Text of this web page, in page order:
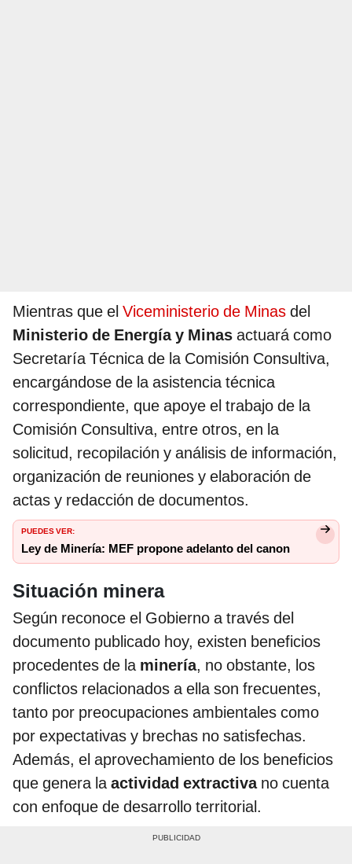
Mientras que el Viceministerio de Minas del
Ministerio de Energía y Minas actuará como
Secretaría Técnica de la Comisión Consultiva,
encargándose de la asistencia técnica
correspondiente, que apoye el trabajo de la
Comisión Consultiva, entre otros, en la
solicitud, recopilación y análisis de información,
organización de reuniones y elaboración de
actas y redacción de documentos.
PUEDES VER:
Ley de Minería: MEF propone adelanto del canon
Situación minera
Según reconoce el Gobierno a través del
documento publicado hoy, existen beneficios
procedentes de laminería, no obstante, los
conflictos relacionados a ella son frecuentes,
tanto por preocupaciones ambientales como
por expectativas y brechas no satisfechas.
Además, el aprovechamiento de los beneficios
que genera laactividad extractivano cuenta
con enfoque de desarrollo territorial.